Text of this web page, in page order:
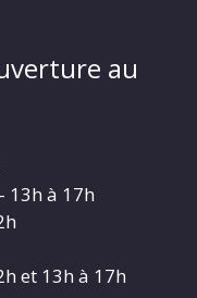
au
13h à 17h
et 13h à 17h